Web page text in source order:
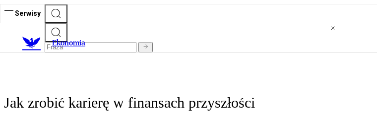
Serwisy
Ekonomia
Jak zrobić karierę w finansach przyszłości